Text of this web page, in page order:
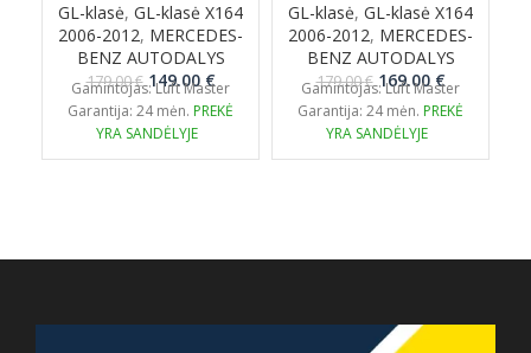
GL-klasė, GL-klasė X164
2006-2012, MERCEDES-
BENZ AUTODALYS
179.00€ Original
price
was:
179.00 €.
149.00€Current
price
is:
Gamintojas: Luft Master
Garantija: 24 mėn. PREKĖ
YRA SANDĖLYJE
GL-klasė, GL-klasė X164
2006-2012, MERCEDES-
BENZ AUTODALYS
179.00€ Original
price
was:
179.00 €.
169.00€Current
price
is:
Gamintojas: Luft Master
Garantija: 24 mėn. PREKĖ
YRA SANDĖLYJE